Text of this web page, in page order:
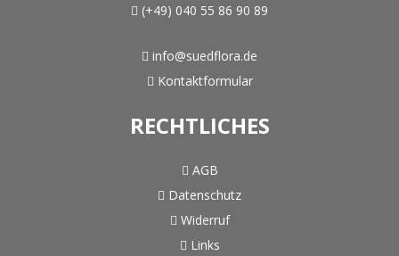
(+49) 040 55 86 90 89
info@suedflora.de
Kontaktformular
RECHTLICHES
AGB
Datenschutz
Widerruf
Links